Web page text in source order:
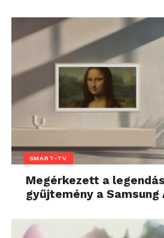
SMART-TV
Megérkezett a
gyűjtemény a